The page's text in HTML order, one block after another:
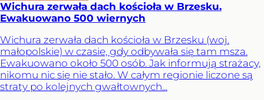
Wichura zerwała dach kościoła w Brzesku.
Ewakuowano 500 wiernych
Wichura zerwała dach kościoła w Brzesku (woj.
małopolskie) w czasie, gdy odbywała się tam msza.
Ewakuowano około 500 osób. Jak informują strażacy,
nikomu nic się nie stało. W całym regionie liczone są
straty po kolejnych gwałtownych...